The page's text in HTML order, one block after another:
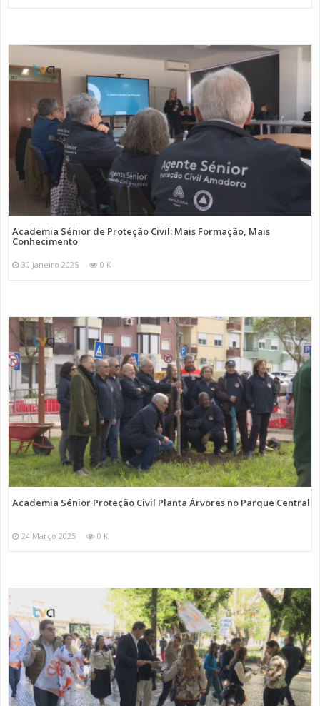
Academia Sénior de Proteção Civil: Mais Formação, Mais
Conhecimento
30 Janeiro 2025 0 K
Academia Sénior Proteção Civil Planta Árvores no Parque Central
24 Março 2025 0 K